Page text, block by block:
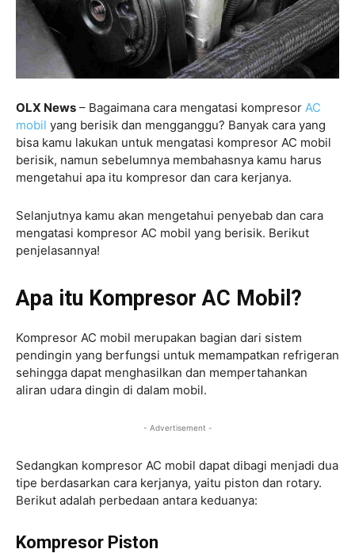
OLX News – Bagaimana cara mengatasi kompresor AC
mobil yang berisik dan mengganggu? Banyak cara yang
bisa kamu lakukan untuk mengatasi kompresor AC mobil
berisik, namun sebelumnya membahasnya kamu harus
mengetahui apa itu kompresor dan cara kerjanya.
Selanjutnya kamu akan mengetahui penyebab dan cara
mengatasi kompresor AC mobil yang berisik. Berikut
penjelasannya!
Apa itu Kompresor AC Mobil?
Kompresor AC mobil merupakan bagian dari sistem
pendingin yang berfungsi untuk memampatkan refrigeran
sehingga dapat menghasilkan dan mempertahankan
aliran udara dingin di dalam mobil.
- Advertisement -
Sedangkan kompresor AC mobil dapat dibagi menjadi dua
tipe berdasarkan cara kerjanya, yaitu piston dan rotary.
Berikut adalah perbedaan antara keduanya:
Kompresor Piston